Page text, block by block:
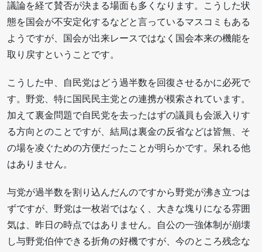
議論を経て賛否が決まる場面も多くなります。こうした状
態を国会が不安定化するなどと言っているマスコミもある
ようですが、国会が出来レースではなく国会本来の機能を
取り戻すということです。
こうした中、自民党はどう過半数を回復させるかに必死で
す。野党、特に国民民主党との連携が模索されています。
加えて裏金問題で自民党を去ったはずの議員も会派入りす
る方向とのことですが、結局は裏金の反省などは皆無、そ
の場を凌ぐための方便だったことが明らかです。呆れる他
はありません。
与党が過半数を割り込んだんのですから野党が沸き立つは
ずですが、野党は一枚岩ではなく、大きな塊りになる雰囲
気は、昨日の時点ではありません。自公の一強体制が崩壊
し与野党伯仲できる折角の好機ですが、今のところ残念な